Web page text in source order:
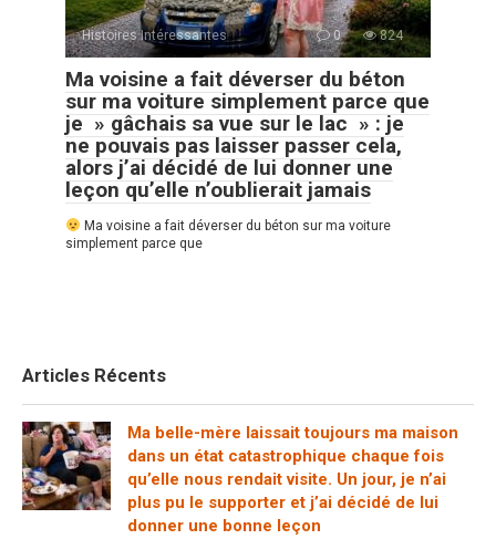
Histoires Intéressantes 0 824
Ma voisine a fait déverser du béton
sur ma voiture simplement parce que
je » gâchais sa vue sur le lac » : je
ne pouvais pas laisser passer cela,
alors j’ai décidé de lui donner une
leçon qu’elle n’oublierait jamais
Ma voisine a fait déverser du béton sur ma voiture
simplement parce que
Articles Récents
Ma belle-mère laissait toujours ma maison
dans un état catastrophique chaque fois
qu’elle nous rendait visite. Un jour, je n’ai
plus pu le supporter et j’ai décidé de lui
donner une bonne leçon